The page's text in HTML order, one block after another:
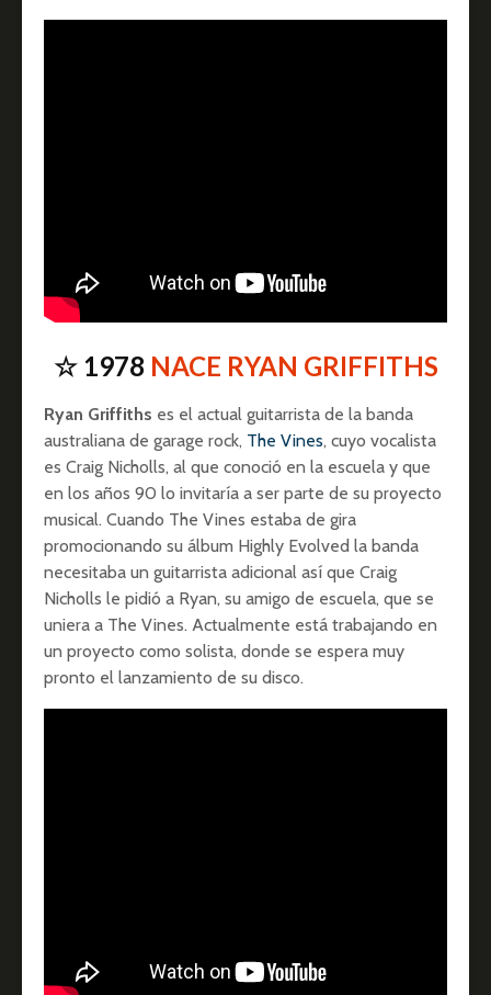
☆ 1978 NACE RYAN GRIFFITHS
Ryan Griffiths es el actual guitarrista de la banda
australiana de garage rock, The Vines, cuyo vocalista
es Craig Nicholls, al que conoció en la escuela y que
en los años 90 lo invitaría a ser parte de su proyecto
musical. Cuando The Vines estaba de gira
promocionando su álbum Highly Evolved la banda
necesitaba un guitarrista adicional así que Craig
Nicholls le pidió a Ryan, su amigo de escuela, que se
uniera a The Vines. Actualmente está trabajando en
un proyecto como solista, donde se espera muy
pronto el lanzamiento de su disco.